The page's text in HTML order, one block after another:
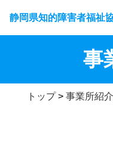
静岡県知的障害者福祉
事
トップ> 事業所紹介